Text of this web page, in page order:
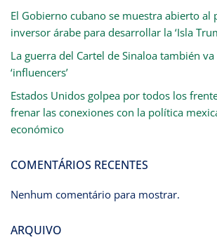
El Gobierno cubano se muestra abierto al
inversor árabe para desarrollar la ‘Isla
La guerra del Cartel de Sinaloa también
‘influencers’
Estados Unidos golpea por todos los
frenar las conexiones con la política
económico
COMENTÁRIOS RECENTES
Nenhum comentário para mostrar.
ARQUIVO